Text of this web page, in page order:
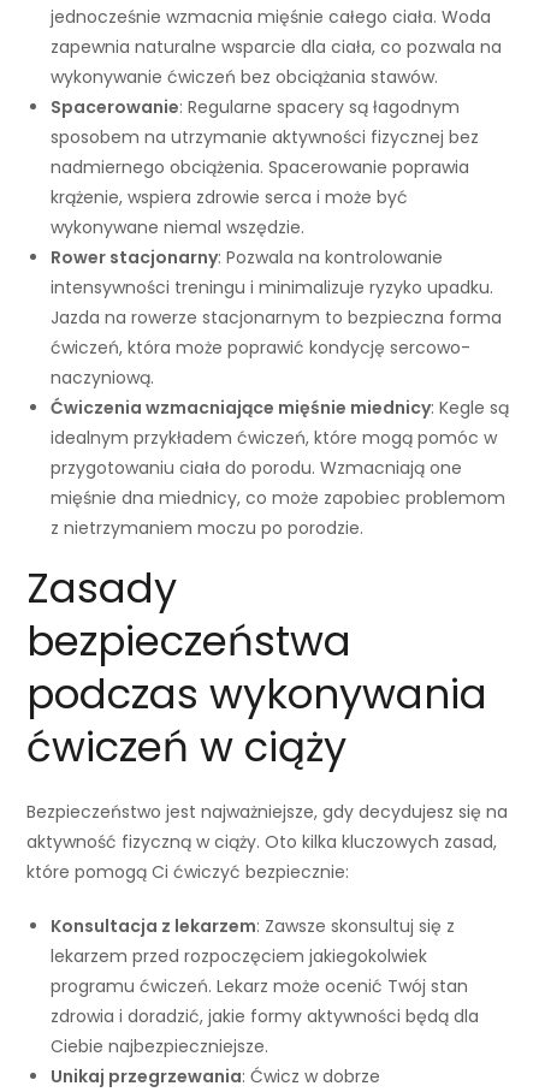
jednocześnie wzmacnia mięśnie całego ciała. Woda
zapewnia naturalne wsparcie dla ciała, co pozwala na
wykonywanie ćwiczeń bez obciążania stawów.
Spacerowanie: Regularne spacery są łagodnym
sposobem na utrzymanie aktywności fizycznej bez
nadmiernego obciążenia. Spacerowanie poprawia
krążenie, wspiera zdrowie serca i może być
wykonywane niemal wszędzie.
Rower stacjonarny: Pozwala na kontrolowanie
intensywności treningu i minimalizuje ryzyko upadku.
Jazda na rowerze stacjonarnym to bezpieczna forma
ćwiczeń, która może poprawić kondycję sercowo-
naczyniową.
Ćwiczenia wzmacniające mięśnie miednicy: Kegle są
idealnym przykładem ćwiczeń, które mogą pomóc w
przygotowaniu ciała do porodu. Wzmacniają one
mięśnie dna miednicy, co może zapobiec problemom
z nietrzymaniem moczu po porodzie.
Zasady
bezpieczeństwa
podczas wykonywania
ćwiczeń w ciąży
Bezpieczeństwo jest najważniejsze, gdy decydujesz się na
aktywność fizyczną w ciąży. Oto kilka kluczowych zasad,
które pomogą Ci ćwiczyć bezpiecznie:
Konsultacja z lekarzem: Zawsze skonsultuj się z
lekarzem przed rozpoczęciem jakiegokolwiek
programu ćwiczeń. Lekarz może ocenić Twój stan
zdrowia i doradzić, jakie formy aktywności będą dla
Ciebie najbezpieczniejsze.
Unikaj przegrzewania: Ćwicz w dobrze